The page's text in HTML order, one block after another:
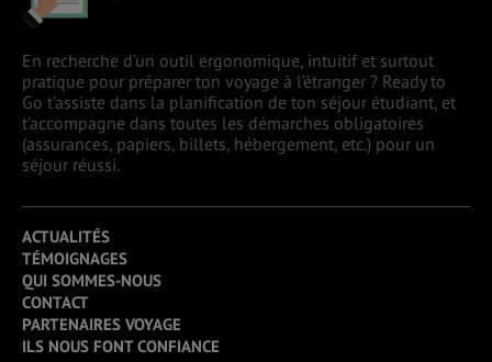
En recherche d’un outil ergonomique, intuitif et surtout
pratique pour préparer ton voyage à l’étranger ? Ready to
Go t’assiste dans la planification de ton séjour étudiant, et
t’accompagne dans toutes les démarches obligatoires
(assurances, papiers, billets, hébergement, etc.) pour un
séjour réussi.
ACTUALITÉS
TÉMOIGNAGES
QUI SOMMES-NOUS
CONTACT
PARTENAIRES VOYAGE
ILS NOUS FONT CONFIANCE